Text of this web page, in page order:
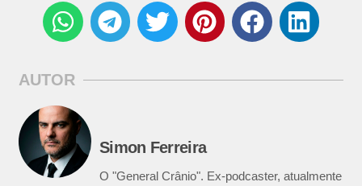
AUTOR
Simon Ferreira
O "General Crânio". Ex-podcaster, atualmente